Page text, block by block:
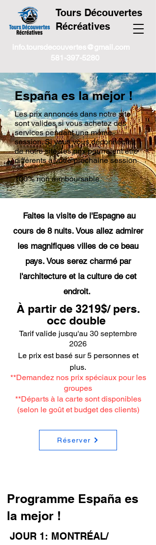
Tours Découvertes
Récréatives
info.toursdecouvertes@gmail.com
581-397-5280
España es la mejor !
Les prix annoncés dans notre site
sont valides si vous achetez des
services pendant une même
session. Si vous vous déconnectez
de notre site, les prix pourraient être
différents à votre prochaine session
100% non remboursable
Faites la visite de l'Espagne au
cours de 8 nuits. Vous allez admirer
les magnifiques villes de ce beau
pays. Vous serez charmé par
l'architecture et la culture de cet
endroit.
À partir de 3219$/ pers.
occ double
Tarif valide jusqu'au 30 septembre
2026
Le prix est basé sur 5 personnes et
plus.
**Demandez nos prix spéciaux pour les
groupes
**Départs à la carte sont disponibles
(selon le goût et budget des clients)
Réserver
Programme España es
la mejor !
JOUR 1: MONTRÉAL/